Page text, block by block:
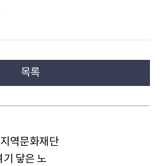
목록
역문화재단
닿은 노